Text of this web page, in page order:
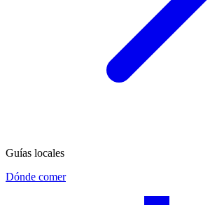
Guías locales
Dónde comer